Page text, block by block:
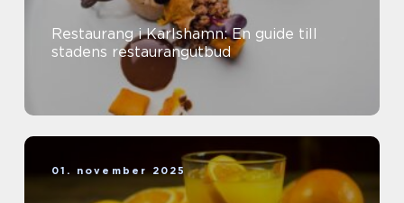
Restaurang i Karlshamn: En guide till
stadens restaurangutbud
01. november 2025